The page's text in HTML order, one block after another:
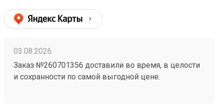
03.08.2026
Заказ №260701356 доставили во время, в целости
и сохранности по самой выгодной цене.